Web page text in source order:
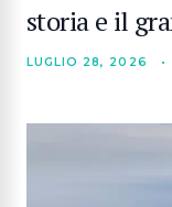
storia e il
LUGLIO 28, 2026 •